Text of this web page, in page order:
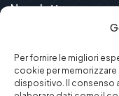
Per fornire le migliori
cookie per
dispositivo. Il consenso
Newsletter
Ricevi offerte e